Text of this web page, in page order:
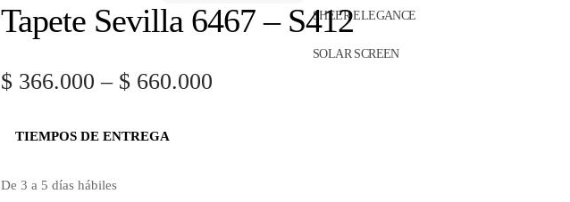
SHEER ELEGANCE
SOLAR SCREEN
Tapete Sevilla 6467 – S412
$ 366.000 – $ 660.000
TIEMPOS DE ENTREGA
De 3 a 5 días hábiles